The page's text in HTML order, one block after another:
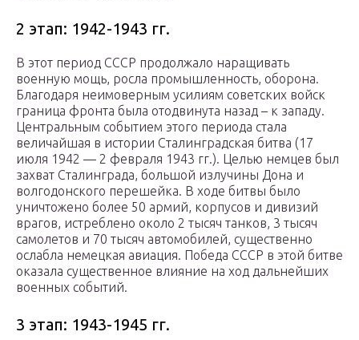
2 этап: 1942-1943 гг.
В этот период СССР продолжало наращивать
военную мощь, росла промышленность, оборона.
Благодаря неимоверным усилиям советских войск
граница фронта была отодвинута назад – к западу.
Центральным событием этого периода стала
величайшая в истории Сталинградская битва (17
июля 1942 — 2 февраля 1943 гг.). Целью немцев был
захват Сталинграда, большой излучины Дона и
волгодонского перешейка. В ходе битвы было
уничтожено более 50 армий, корпусов и дивизий
врагов, истреблено около 2 тысяч танков, 3 тысяч
самолетов и 70 тысяч автомобилей, существенно
ослабла немецкая авиация. Победа СССР в этой битве
оказала существенное влияние на ход дальнейших
военных событий.
3 этап: 1943-1945 гг.